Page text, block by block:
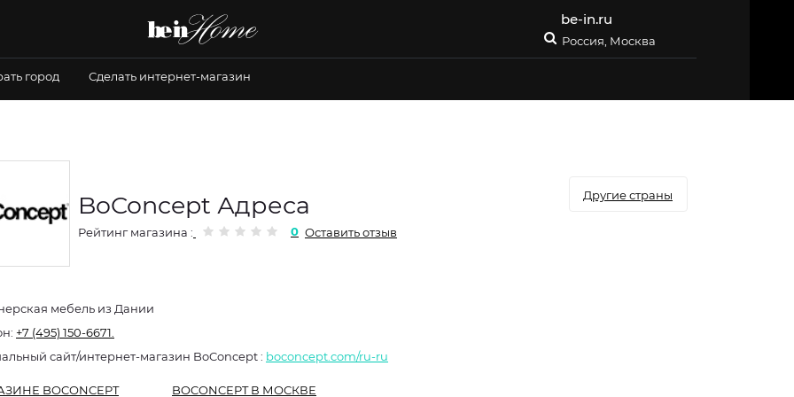
be-in.ru
Россия, Москва
город Сделать интернет-магазин
BoConcept Адреса Другие страны
Рейтинг магазина : 0 Оставить отзыв
мебель из Дании
+7 (495) 150-6671.
Официальный сайт/интернет-магазин BoConcept : boconcept.com/ru-ru
BOCONCEPT BOCONCEPT В МОСКВЕ